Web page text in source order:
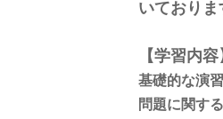
いておりま
【学習内容
基礎的な演
問題に関す